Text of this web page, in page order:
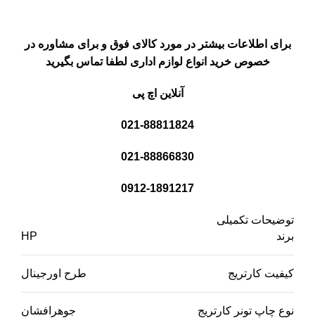
برای اطلاعات بیشتر در مورد کالای فوق و برای مشاوره در
خصوص خرید انواع لوازم اداری لطفا تماس بگیرید
آنلاین اچ پی
021-88811824
021-88866830
0912-1891217
توضیحات تکمیلی
برند
HP
کیفیت کارتریج طرح اورجینال
نوع چاپ تونر کارتریج جوهرافشان